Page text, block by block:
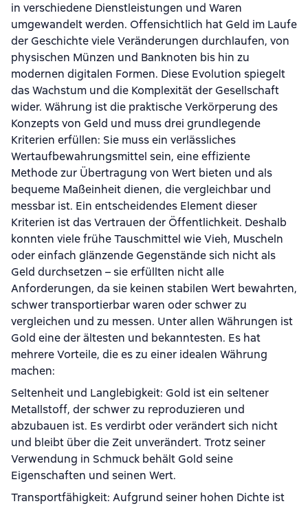
in verschiedene Dienstleistungen und Waren
umgewandelt werden. Offensichtlich hat Geld im Laufe
der Geschichte viele Veränderungen durchlaufen, von
physischen Münzen und Banknoten bis hin zu
modernen digitalen Formen. Diese Evolution spiegelt
das Wachstum und die Komplexität der Gesellschaft
wider. Währung ist die praktische Verkörperung des
Konzepts von Geld und muss drei grundlegende
Kriterien erfüllen: Sie muss ein verlässliches
Wertaufbewahrungsmittel sein, eine effiziente
Methode zur Übertragung von Wert bieten und als
bequeme Maßeinheit dienen, die vergleichbar und
messbar ist. Ein entscheidendes Element dieser
Kriterien ist das Vertrauen der Öffentlichkeit. Deshalb
konnten viele frühe Tauschmittel wie Vieh, Muscheln
oder einfach glänzende Gegenstände sich nicht als
Geld durchsetzen – sie erfüllten nicht alle
Anforderungen, da sie keinen stabilen Wert bewahrten,
schwer transportierbar waren oder schwer zu
vergleichen und zu messen. Unter allen Währungen ist
Gold eine der ältesten und bekanntesten. Es hat
mehrere Vorteile, die es zu einer idealen Währung
machen:
Seltenheit und Langlebigkeit: Gold ist ein seltener
Metallstoff, der schwer zu reproduzieren und
abzubauen ist. Es verdirbt oder verändert sich nicht
und bleibt über die Zeit unverändert. Trotz seiner
Verwendung in Schmuck behält Gold seine
Eigenschaften und seinen Wert.
Transportfähigkeit: Aufgrund seiner hohen Dichte ist